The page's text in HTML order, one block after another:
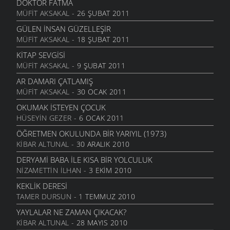
KADER
ŞIIRLER - 2 KASIM 2010
TEMBEL ÖĞRENCI
ŞIIRLER- 2 KASIM 2010
KITAP
ŞIIRLER - 27 EKIM 2010
GÜLSEREN
ŞIIRLER- 17 EKIM 2010
DEDEM
ŞIIRLER- 17 EKIM 2010
EVIN HALLERI
ŞIIRLER - 17 EKIM 2010
KÖŞE KAPMACA
ŞIIRLER - 15 EKIM 2010
TAŞITLAR
ŞIIRLER - 15 EKIM 2010
O YARA MEKTUP
DOKTOR FATMA
MÜFIT AKSAKAL - 26 ŞUBAT 2011
GÜLEN İNSAN GÜZELLEŞIR
MÜFIT AKSAKAL - 18 ŞUBAT 2011
KITAP SEVGISI
MÜFIT AKSAKAL - 9 ŞUBAT 2011
AR DAMARI ÇATLAMIŞ
MÜFIT AKSAKAL - 30 OCAK 2011
OKUMAK İSTEYEN ÇOCUK
HÜSEYIN GEZER - 6 OCAK 2011
ÖĞRETMEN OKULUNDA BIR YARIYIL (1973)
KIBAR ALTUNAL - 30 ARALIK 2010
DERYAMI BABA İLE KISA BIR YOLCULUK
NIZAMETTIN İLHAN - 3 EKIM 2010
KEKLIK DERESI
TAMER DURSUN - 1 TEMMUZ 2010
YAYLALAR NE ZAMAN ÇIKACAK?
KIBAR ALTUNAL - 28 MAYIS 2010